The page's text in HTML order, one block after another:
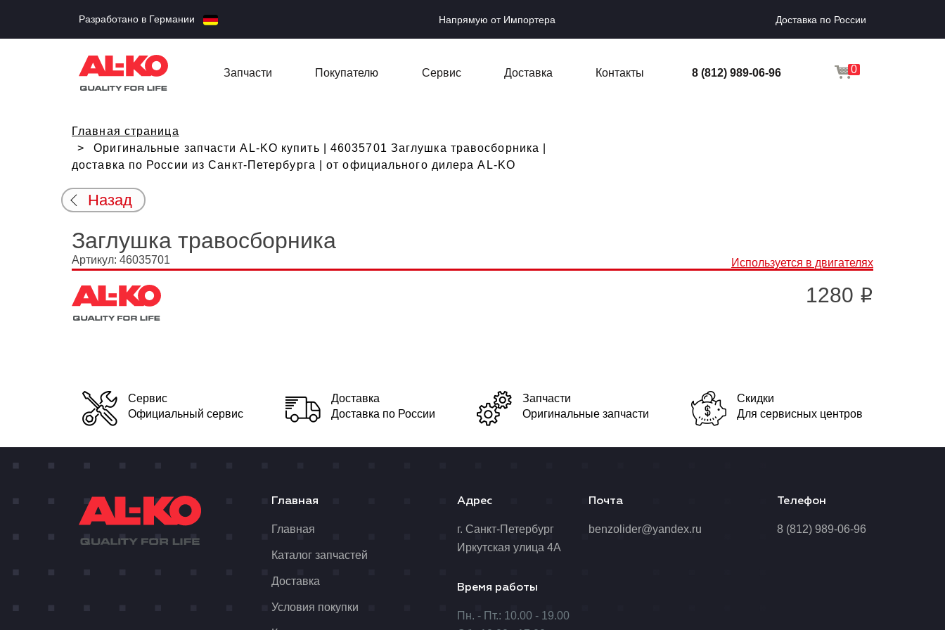
Разработано в Германии Напрямую от Импортера Доставка по России
Запчасти Покупателю Сервис Доставка Контакты 8 (812) 989-06-96 0
Главная страница
Оригинальные запчасти AL-KO купить | 46035701 Заглушка травосборника |
доставка по России из Санкт-Петербурга | от официального дилера AL-KO
Назад
Заглушка травосборника
Артикул: 46035701 Используется в двигателях
1280 i
Сервис
Официальный сервис
Доставка
Доставка по России
Запчасти
Оригинальные запчасти
Скидки
Для сервисных центров
Главная
Главная
Каталог запчастей
Доставка
Условия покупки
Адрес
г. Санкт-Петербург
Иркутская улица 4А
Время работы
Пн. - Пт.: 10.00 - 19.00
Почта
benzolider@yandex.ru
Телефон
8 (812) 989-06-96